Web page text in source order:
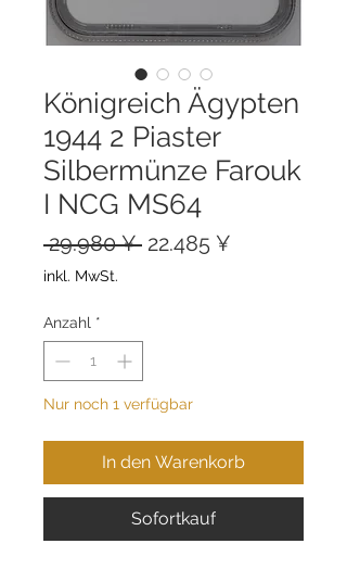
Königreich Ägypten
1944 2 Piaster
Silbermünze Farouk
I NCG MS64
29.980 ¥ Standardpreis
22.485 ¥
inkl. MwSt.
Anzahl *
Nur noch 1 verfügbar
In den Warenkorb
Sofortkauf